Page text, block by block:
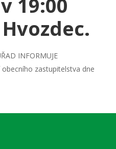
INFORMUJE
zastupitelstva dne